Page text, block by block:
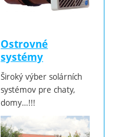
Ostrovné
systémy
Široký výber solárních
systémov pre chaty,
domy…!!!